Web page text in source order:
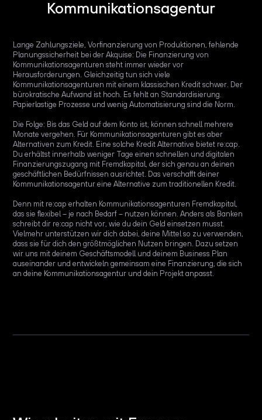
Kommunikationsagentur
Lange Zahlungsziele, Vorfinanzierung von Produktionen, fehlende
Planungssicherheit bei der Akquise: Die Finanzierung von
Kommunikationsagenturen steht immer wieder vor
Herausforderungen. Gleichzeitig tun sich viele
Kommunikationsagenturen mit einem klassischen Kredit schwer. Der
bürokratische Aufwand ist hoch. Es fehlt an Standardisierung.
Papierlastige Prozesse und wenig Automatisierung sind die Norm.
Die Folge: Bis das Geld auf dem Konto ist, können schnell mehrere
Monate vergehen. Für Kommunikationsagenturen gibt es aber
Alternativen zum Kredit. Eine solche Kredit Alternative bietet re:cap.
Du erhältst innerhalb weniger Tage einen schnellen und digitalen
Finanzierungszugang mit Fremdkapital, der sich genau an deinen
geschäftlichen Bedürfnissen ausrichtet. Das verschafft deiner
Kommunikationsagentur eine Alternative zum traditionellen Kredit.
Denn mit re:cap erhalten Kommunikationsagenturen Fremdkapital,
das sie flexibel – je nach Bedarf – nutzen können. Anders als Banken
schreibt dir re:cap nicht vor, wie du dein Geld einsetzen musst.
Vielmehr unterstützen wir dich dabei, deine Mittel so zu verwenden,
dass sie für dich den größtmöglichen Nutzen bringen. Dazu setzen
wir uns mit deinem Geschäftsmodell und deinem Business Plan
auseinander und entwickeln gemeinsam eine Finanzierung, die sich
an deine Kommunikationsagentur und dein Projekt anpasst.